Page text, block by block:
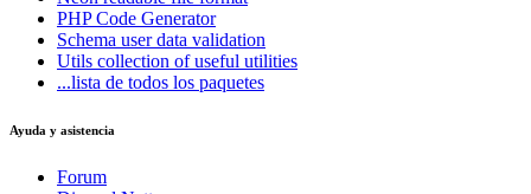
PHP Code Generator
Schema user data validation
Utils collection of useful utilities
...lista de todos los paquetes
Ayuda y asistencia
Forum